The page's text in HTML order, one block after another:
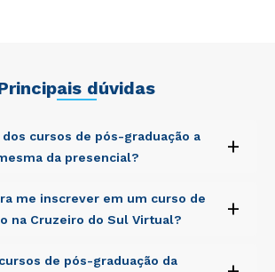
dúvidas
cursos de pós-graduação a
da presencial?
+
unde omnis iste natus error sit
doloremque laudantium,
eaque ipsa quae ab illo inventore
enim ipsam voluptatem quia
me inscrever em um curso de
na Cruzeiro do Sul Virtual?
+
unde omnis iste natus error sit
de pós-graduação da